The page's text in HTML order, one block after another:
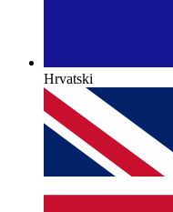
Hrvatski